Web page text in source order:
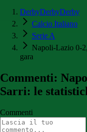
DerbyDerbyDerby
Calcio Italiano
Serie A
Napoli-Lazio 0-
gara
Commenti:
Sarri: le
Commenti